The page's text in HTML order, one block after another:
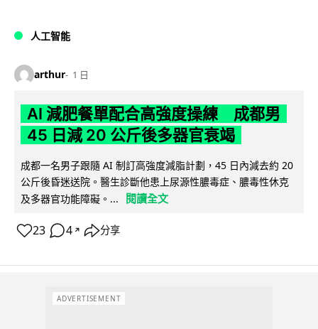
人工智能
arthur 1 日
AI 減肥餐單配合高強度操練 成都男
45 日減 20 公斤後多器官衰竭
成都一名男子跟隨 AI 制訂高強度減脂計劃，45 日內減去約 20
公斤後昏迷送院。醫生診斷他患上尿源性膿毒症、膿毒性休克
及多器官功能障礙。...
閱讀全文
23 4 ↗ 分享
ADVERTISEMENT